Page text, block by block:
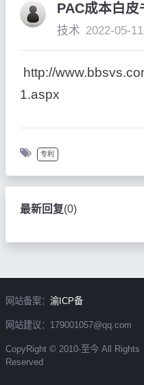
PAC成本白皮
技术 2022-05-11
http://
1.aspx
专利
最新回复(0)
网站备案： 渝ICP备
网站建议：179001057@qq.com
CopyRight © 2010-至今 All Rights
Reserved